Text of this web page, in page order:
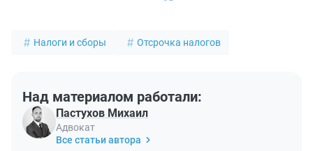
Налоги и сборы Отсрочка налогов
Над материалом работали:
Пастухов Михаил
Адвокат
Все статьи автора